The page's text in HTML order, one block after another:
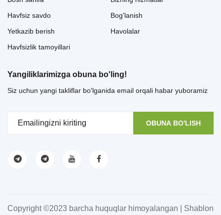
Havfsiz savdo
Yetkazib berish
Havfsizlik tamoyillari
Bog'lanish
Havolalar
Yangiliklarimizga obuna bo'ling!
Siz uchun yangi takliflar bo'lganida email orqali habar yuboramiz
OBUNA BO'LISH
Copyright ©2023 barcha huquqlar himoyalangan | Shablon